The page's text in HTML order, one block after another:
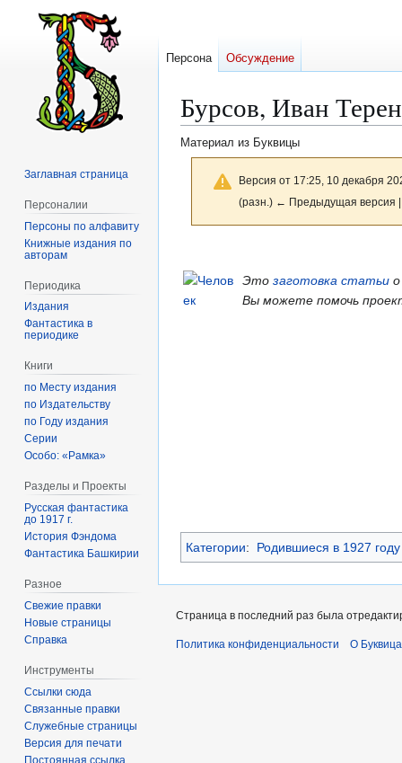
Бурсов, Иван
Материал из Буквицы
Версия от 17:25, 10 декабря
(разн.) ← Предыдущая версия
к
навигации
к
поиску
Это заготовка статьи
Вы можете помочь
Категории: Родившиеся в 1927 году
Персона Обсуждение
Заглавная страница
Персоналии
Персоны по алфавиту
Книжные издания по
авторам
Периодика
Издания
Фантастика в
периодике
Книги
по Месту издания
по Издательству
по Году издания
Серии
Особо: «Рамка»
Разделы и Проекты
Русская фантастика
до 1917 г.
История Фэндома
Фантастика Башкирии
Разное
Свежие правки
Новые страницы
Справка
Инструменты
Ссылки сюда
Связанные правки
Служебные страницы
Версия для печати
Постоянная ссылка
Страница в последний раз была
Политика конфиденциальности О Буквица